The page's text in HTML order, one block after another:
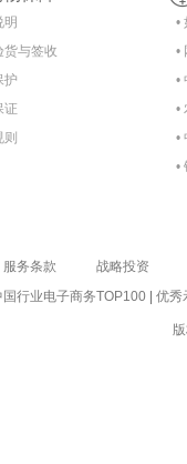
明
货与签收
护
证
则
•
•
•
•
•
•
服务条款
战略投资
国行业电子商务TOP100 优秀